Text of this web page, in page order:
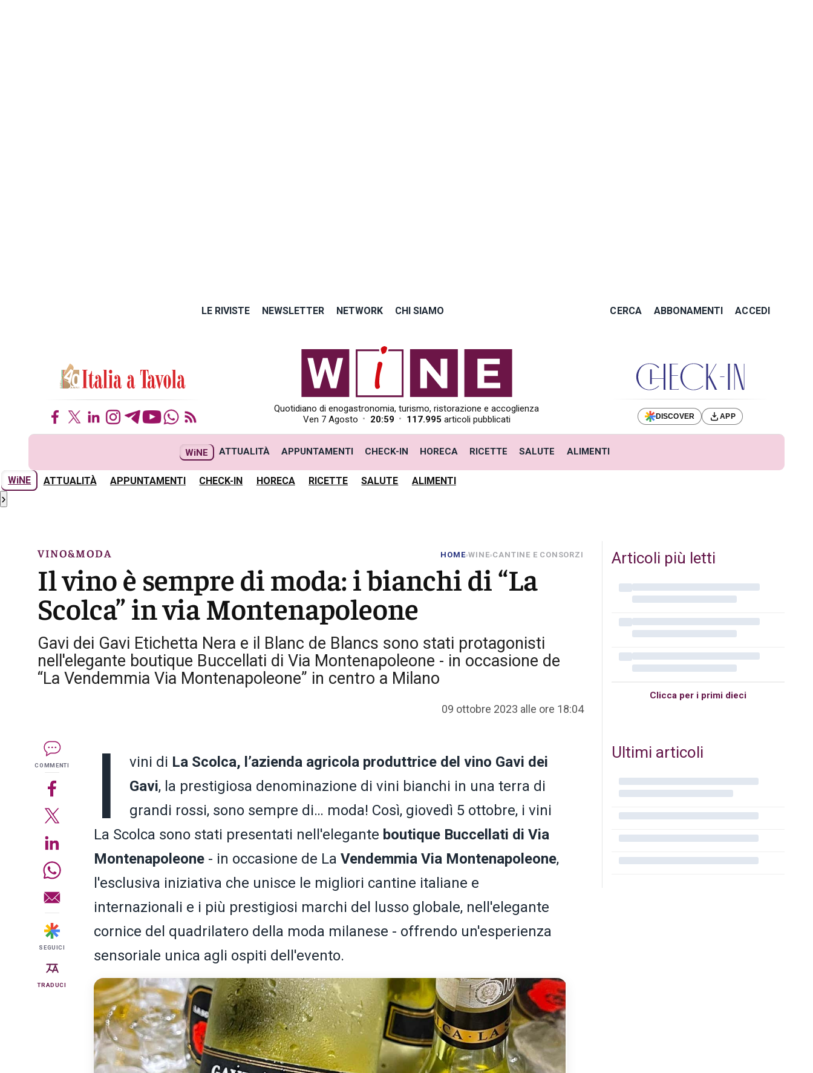
LE RIVISTE NEWSLETTER NETWORK CHI SIAMO CERCA ABBONAMENTI ACCEDI
Quotidiano di enogastronomia, turismo, ristorazione e accoglienza
Ven 7 Agosto • 20:59 • 117.995 articoli pubblicati DISCOVER APP
WiNE ATTUALITÀ APPUNTAMENTI CHECK-IN HORECA RICETTE SALUTE ALIMENTI
WiNE ATTUALITÀ APPUNTAMENTI CHECK-IN HORECA RICETTE SALUTE ALIMENTI
›
VINO&MODA HOME»WINE»CANTINE E CONSORZI
Il vino è sempre di moda: i bianchi di “La
Scolca” in via Montenapoleone
Gavi dei Gavi Etichetta Nera e il Blanc de Blancs sono stati protagonisti
nell'elegante boutique Buccellati di Via Montenapoleone - in occasione de
“La Vendemmia Via Montenapoleone” in centro a Milano
09 ottobre 2023 alle ore 18:04
COMMENTI
SEGUICI
TRADUCI
I vini di La Scolca, l’azienda agricola produttrice del vino Gavi dei
Gavi, la prestigiosa denominazione di vini bianchi in una terra di
grandi rossi, sono sempre di… moda! Così, giovedì 5 ottobre, i vini
La Scolca sono stati presentati nell'elegante boutique Buccellati di Via
Montenapoleone - in occasione de La Vendemmia Via Montenapoleone,
l'esclusiva iniziativa che unisce le migliori cantine italiane e
internazionali e i più prestigiosi marchi del lusso globale, nell'elegante
cornice del quadrilatero della moda milanese - offrendo un'esperienza
sensoriale unica agli ospiti dell'evento.
Articoli più letti
Clicca per i primi dieci
Ultimi articoli